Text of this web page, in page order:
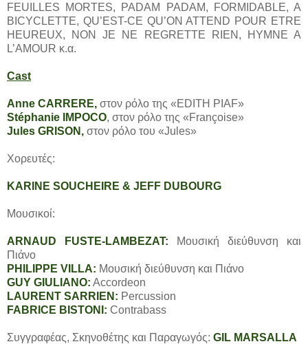
FEUILLES MORTES, PADAM PADAM, FORMIDABLE, A
BICYCLETTE, QU’EST-CE QU’ON ATTEND POUR ETRE
HEUREUX, NON JE NE REGRETTE RIEN, HYMNE A
L’AMOUR κ.α.
Cast
Anne CARRERE, στον ρόλο της «EDITH PIAF»
Stéphanie IMPOCO, στον ρόλο της «Françoise»
Jules GRISON, στον ρόλο του «Jules»
Χορευτές:
KARINE SOUCHEIRE & JEFF DUBOURG
Μουσικοί:
ARNAUD FUSTE-LAMBEZAT:
Μουσική διεύθυνση και
Πιάνο
PHILIPPE VILLA: Μουσική διεύθυνση και Πιάνο
GUY GIULIANO: Accordeon
LAURENT SARRIEN: Percussion
FABRICE BISTONI: Contrabass
Συγγραφέας, Σκηνοθέτης και Παραγωγός: GIL MARSALLA